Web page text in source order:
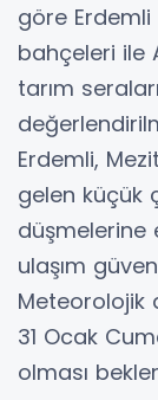
göre
bahçeleri ile
tarım
Erdemli,
gelen küçük
düşmelerine
ulaşım
Meteorolojik
31 Ocak
olması